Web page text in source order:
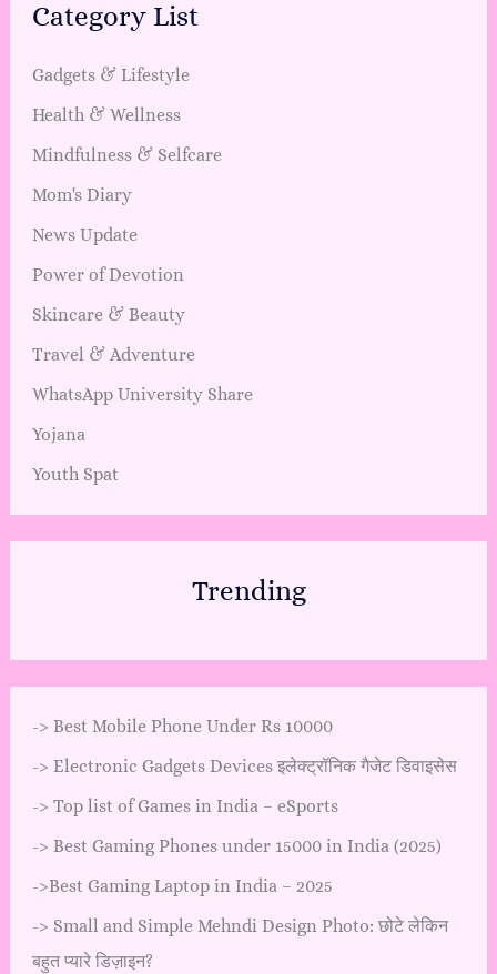
Category List
Gadgets & Lifestyle
Health & Wellness
Mindfulness & Selfcare
Mom's Diary
News Update
Power of Devotion
Skincare & Beauty
Travel & Adventure
WhatsApp University Share
Yojana
Youth Spat
Trending
-> Best Mobile Phone Under Rs 10000
-> Electronic Gadgets Devices इलेक्ट्रॉनिक गैजेट डिवाइसेस
-> Top list of Games in India – eSports
-> Best Gaming Phones under 15000 in India (2025)
->Best Gaming Laptop in India – 2025
-> Small and Simple Mehndi Design Photo: छोटे लेकिन
बहुत प्यारे डिज़ाइन?